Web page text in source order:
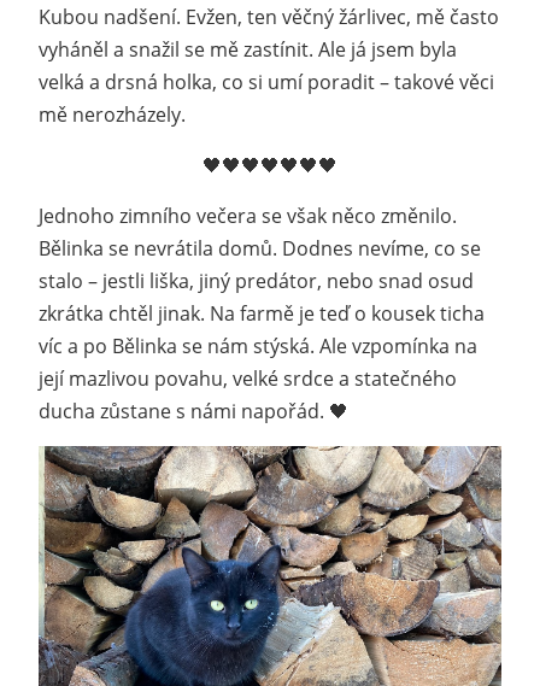
Kubou nadšení. Evžen, ten věčný žárlivec, mě často
vyháněl a snažil se mě zastínit. Ale já jsem byla
velká a drsná holka, co si umí poradit – takové věci
mě nerozházely.
🖤🖤🖤🖤🖤🖤🖤
Jednoho zimního večera se však něco změnilo.
Bělinka se nevrátila domů. Dodnes nevíme, co se
stalo – jestli liška, jiný predátor, nebo snad osud
zkrátka chtěl jinak. Na farmě je teď o kousek ticha
víc a po Bělinka se nám stýská. Ale vzpomínka na
její mazlivou povahu, velké srdce a statečného
ducha zůstane s námi napořád. 🖤